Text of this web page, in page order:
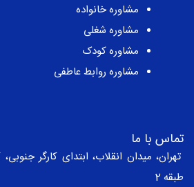
مشاوره خانواده
مشاوره شغلی
مشاوره کودک
مشاوره روابط عاطفی
تماس با ما
طبقه 2